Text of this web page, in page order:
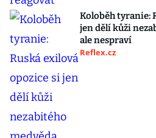
Koloběh tyranie:
jen dělí kůži
ale nespraví
Reflex.cz